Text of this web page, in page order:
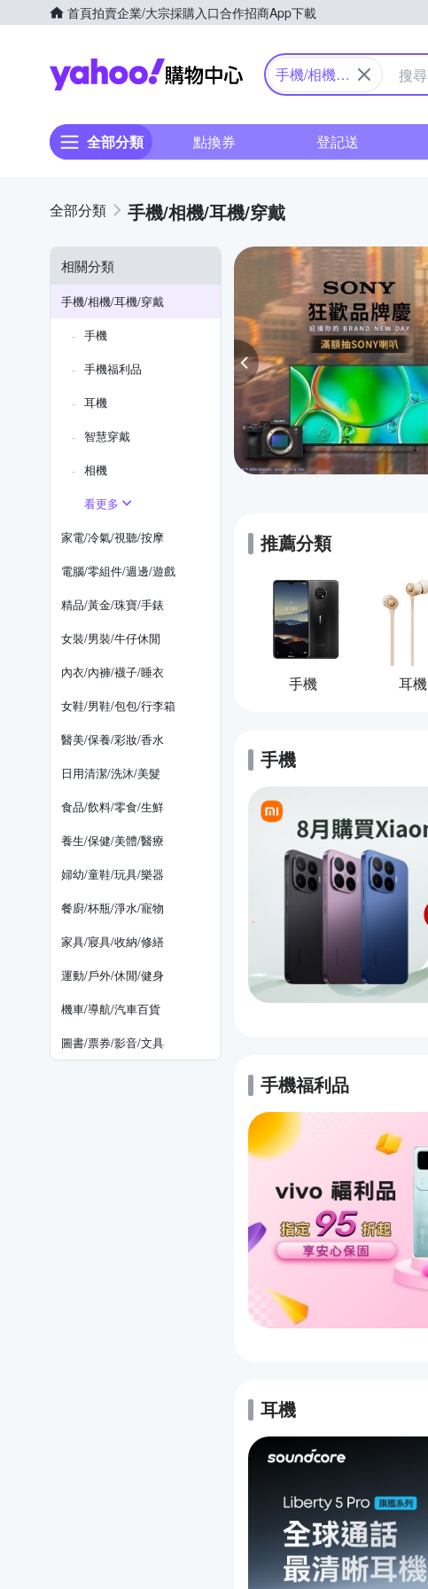
首頁拍賣企業/大宗採購入口合作招商App下載
Yahoo購物中心
手機/相機/
全部分類 點換券 登記送
手機/相機/耳機/穿戴
相關分類
手機/相機/耳機/穿戴
手機
手機福利品
耳機
智慧穿戴
相機
看更多
家電/冷氣/視聽/按摩
電腦/零組件/週邊/遊戲
精品/黃金/珠寶/手錶
女裝/男裝/牛仔休閒
內衣/內褲/襪子/睡衣
女鞋/男鞋/包包/行李箱
醫美/保養/彩妝/香水
日用清潔/洗沐/美髮
食品/飲料/零食/生鮮
養生/保健/美體/醫療
婦幼/童鞋/玩具/樂器
餐廚/杯瓶/淨水/寵物
家具/寢具/收納/修繕
運動/戶外/休閒/健身
機車/導航/汽車百貨
圖書/票券/影音/文具
推薦分類
手機 耳機
手機
手機福利品
耳機